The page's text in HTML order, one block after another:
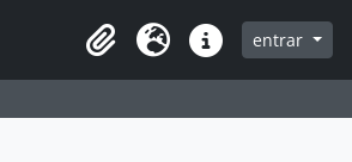
Clipboard
Idioma Ligações rápidas
entrar